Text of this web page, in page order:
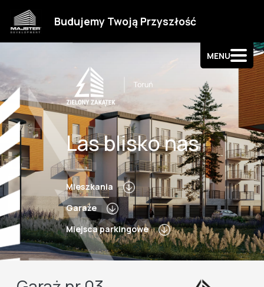
Budujemy Twoją Przyszłość
MENU
Kontakt
Las blisko nas
Mieszkania
Garaże
Miejsca parkingowe